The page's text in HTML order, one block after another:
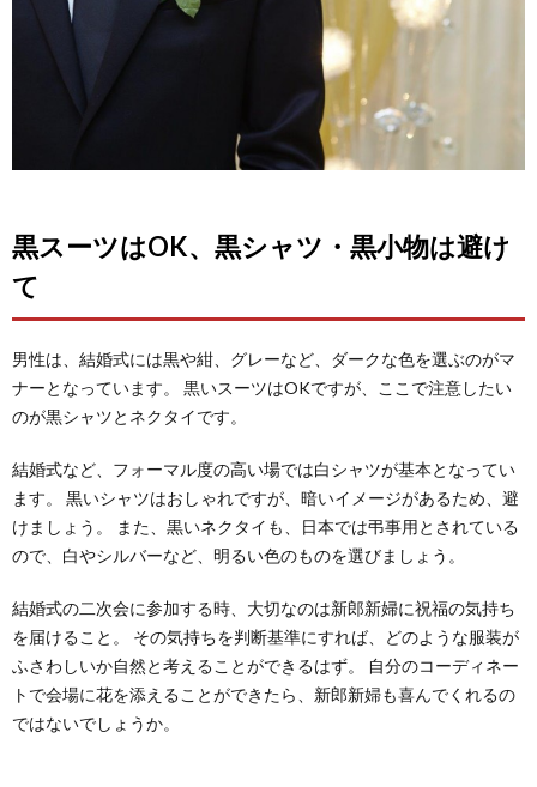
黒スーツはOK、黒シャツ・黒小物は避け
て
男性は、結婚式には黒や紺、グレーなど、ダークな色を選ぶのがマ
ナーとなっています。 黒いスーツはOKですが、ここで注意したい
のが黒シャツとネクタイです。
結婚式など、フォーマル度の高い場では白シャツが基本となってい
ます。 黒いシャツはおしゃれですが、暗いイメージがあるため、避
けましょう。 また、黒いネクタイも、日本では弔事用とされている
ので、白やシルバーなど、明るい色のものを選びましょう。
結婚式の二次会に参加する時、大切なのは新郎新婦に祝福の気持ち
を届けること。 その気持ちを判断基準にすれば、どのような服装が
ふさわしいか自然と考えることができるはず。 自分のコーディネー
トで会場に花を添えることができたら、新郎新婦も喜んでくれるの
ではないでしょうか。